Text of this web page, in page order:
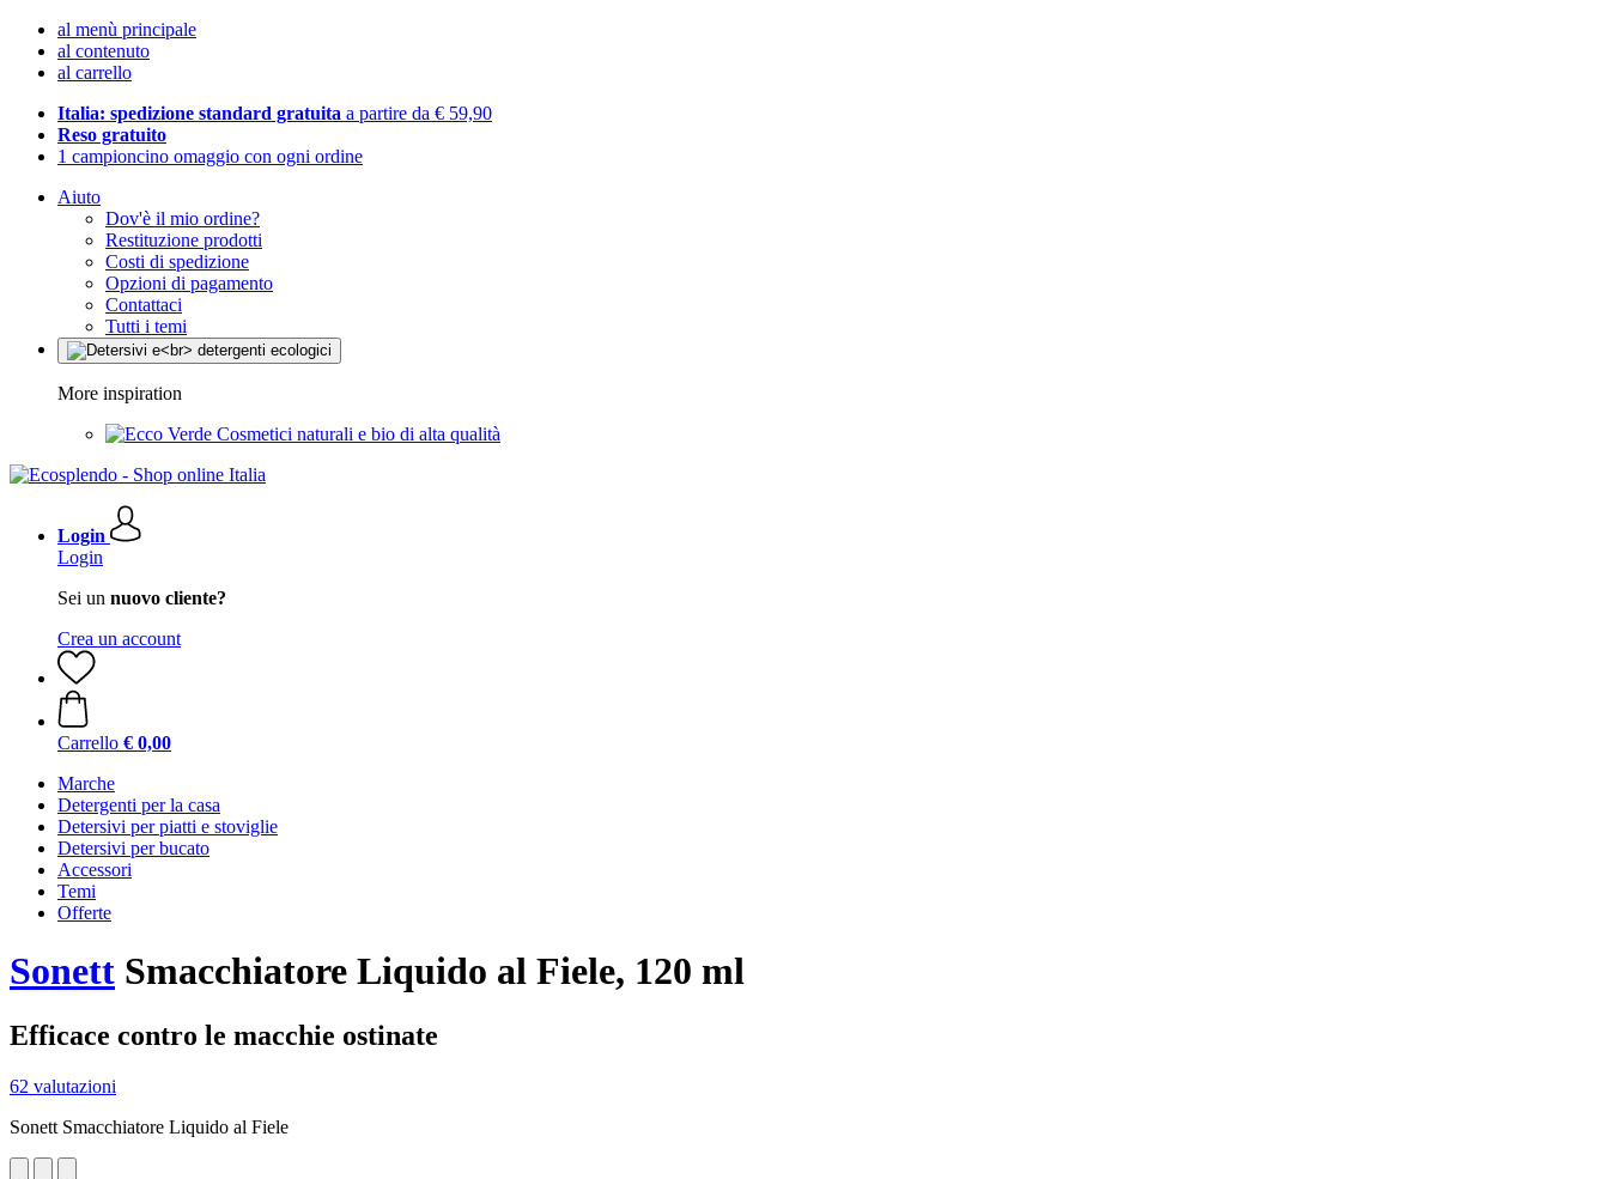
al menù principale
al contenuto
al carrello
Italia: spedizione standard gratuita a partire da € 59,90
Reso gratuito
1 campioncino omaggio con ogni ordine
Aiuto
Dov'è il mio ordine?
Restituzione prodotti
Costi di spedizione
Opzioni di pagamento
Contattaci
Tutti i temi
More inspiration
Cosmetici naturali e bio di alta qualità
Login
Login
Sei un nuovo cliente?
Crea un account
Carrello € 0,00
Marche
Detergenti per la casa
Detersivi per piatti e stoviglie
Detersivi per bucato
Accessori
Temi
Offerte
Sonett Smacchiatore Liquido al Fiele, 120 ml
Efficace contro le macchie ostinate
62 valutazioni
Sonett Smacchiatore Liquido al Fiele